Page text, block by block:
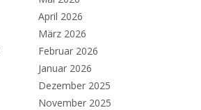
April 2026
März 2026
Februar 2026
Januar 2026
Dezember 2025
November 2025